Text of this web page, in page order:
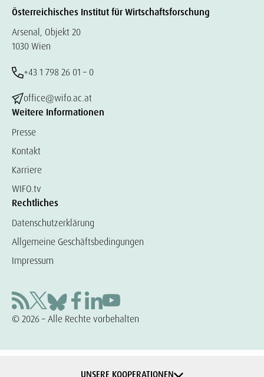
Österreichisches Institut für Wirtschaftsforschung
Arsenal, Objekt 20
1030 Wien
+43 1 798 26 01 – 0
office@wifo.ac.at
Weitere Informationen
Presse
Kontakt
Karriere
WIFO.tv
Rechtliches
Datenschutzerklärung
Allgemeine Geschäftsbedingungen
Impressum
© 2026 – Alle Rechte vorbehalten
UNSERE KOOPERATIONEN